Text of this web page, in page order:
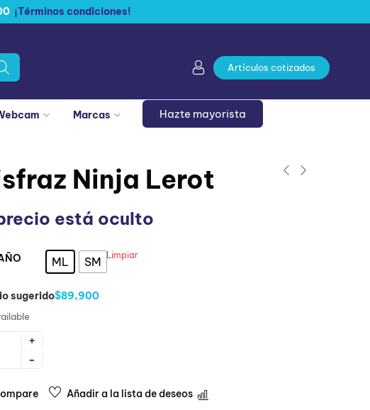
¡Términos condiciones!
Artículos cotizados
Marcas Hazte mayorista
Ninja Lerot
está oculto
ML SM Limpiar
sugerido$89,900
Añadir a la lista de deseos